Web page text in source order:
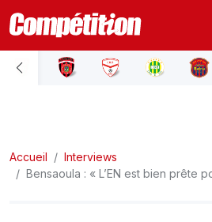
ACCUEIL
LIGUE 2
Accueil
Interviews
Bensaoula : « L’EN est bien prête